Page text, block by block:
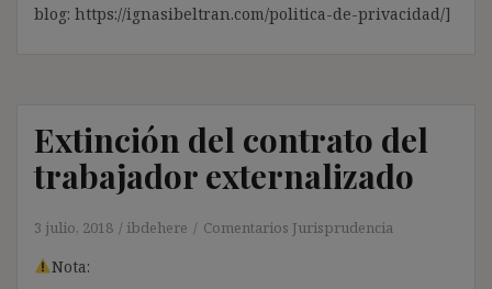
blog: https://ignasibeltran.com/politica-de-privacidad/]
Extinción del contrato del
trabajador externalizado
3 julio, 2018 ibdehere Comentarios Jurisprudencia
Nota: